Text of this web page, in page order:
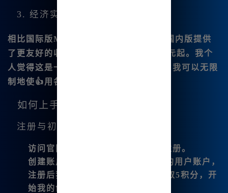
3. 经济实惠
相比国际版Midjourney
的高昂月费，国内版提供
了更友好的收费方案，比如每月最低9.9元起。我个
人觉得这是一个极具性价比的选择，因为我可以无限
制地使👍用各种功能，而无需担心费用。
如何上手使用Mj中文绘画
注册与初始设置
访问官网
进行注册。
创建账户
：通过简单的步骤创建我的用户账户，
注册后我获得了20积分，可每日领取5积分，开
始我的创作旅程。